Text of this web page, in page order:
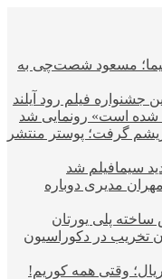
مسعود شصت‌چی به
شده است» رونمایی شد
از راه ابریشم گرفت؛ پوستر منتشر
سیمافیلم شد
مدیری دوباره
ساخته پلی یورتان
تخریب در دکوراسیون
وقتی همه کوریم!